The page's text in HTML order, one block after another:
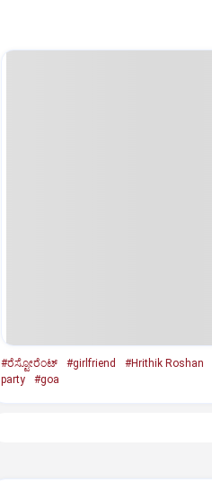
#ರೆಸ್ಟೋರೆಂಟ್‌ #girlfriend #Hrithik Roshan
party
#goa